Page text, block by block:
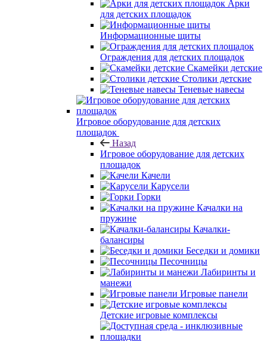
Арки
для детских площадок
Информационные щиты
Ограждения для детских площадок
Скамейки детские
Столики детские
Теневые навесы
Игровое оборудование для детских
площадок
Назад
Игровое оборудование для детских
площадок
Качели
Карусели
Горки
Качалки на
пружине
Качалки-
балансиры
Беседки и домики
Песочницы
Лабиринты и
манежи
Игровые панели
Детские игровые комплексы